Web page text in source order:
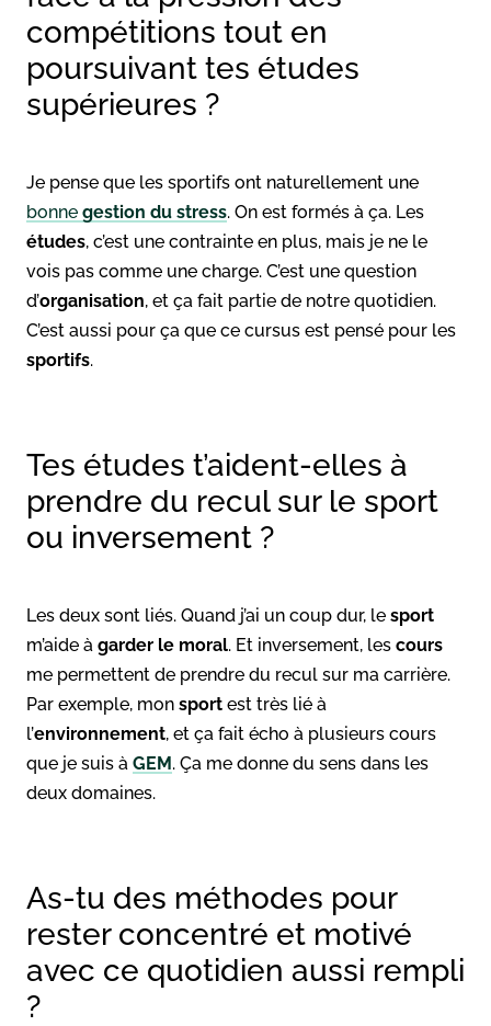
compétitions tout en
poursuivant tes études
supérieures ?
Je pense que les sportifs ont naturellement une
bonne gestion du stress. On est formés à ça. Les
études, c’est une contrainte en plus, mais je ne le
vois pas comme une charge. C’est une question
d’organisation, et ça fait partie de notre quotidien.
C’est aussi pour ça que ce cursus est pensé pour les
sportifs.
Tes études t’aident-elles à
prendre du recul sur le sport
ou inversement ?
Les deux sont liés. Quand j’ai un coup dur, le sport
m’aide à garder le moral. Et inversement, les cours
me permettent de prendre du recul sur ma carrière.
Par exemple, mon sport est très lié à
l’environnement, et ça fait écho à plusieurs cours
que je suis à GEM. Ça me donne du sens dans les
deux domaines.
As-tu des méthodes pour
rester concentré et motivé
avec ce quotidien aussi rempli
?